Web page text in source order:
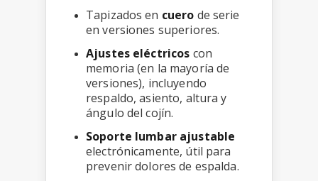
Tapizados en cuero de serie
en versiones superiores.
Ajustes eléctricos con
memoria (en la mayoría de
versiones), incluyendo
respaldo, asiento, altura y
ángulo del cojín.
Soporte lumbar ajustable
electrónicamente, útil para
prevenir dolores de espalda.